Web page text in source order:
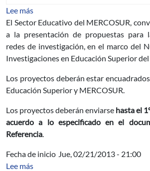
Lee mássobre Convocatoria para la
El Sector Educativo del MERCOSUR,
a la presentación de propuestas para
redes de investigación, en el marco del
Investigaciones en Educación Superior
Los proyectos deberán estar
Educación Superior y MERCOSUR.
Los proyectos deberán enviarse hasta el
acuerdo a lo especificado en el
Referencia.
Fecha de inicio Jue, 02/21/2013 - 21:00
Lee mássobre Convocatoria